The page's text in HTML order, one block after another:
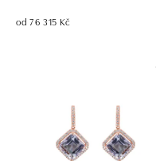
od 76 315 Kč